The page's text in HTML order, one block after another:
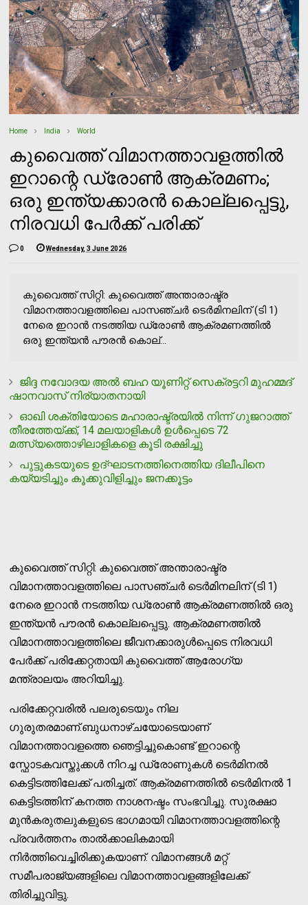
Home India World
കുവൈത്ത് വിമാനത്താവളത്തിൽ
ഇറാന്റെ ഡ്രോൺ ആക്രമണം;
ഒരു ഇന്ത്യക്കാരൻ കൊല്ലപ്പെട്ടു,
നിരവധി പേർക്ക് പരിക്ക്
0 Wednesday, 3 June 2026
കുവൈത്ത് സിറ്റി: കുവൈത്ത് അന്താരാഷ്ട്ര
വിമാനത്താവളത്തിലെ പാസഞ്ചർ ടെർമിനലിന് (ടി 1)
നേരെ ഇറാൻ നടത്തിയ ഡ്രോൺ ആക്രമണത്തിൽ
ഒരു ഇന്ത്യൻ പൗരൻ കൊല്...
ജിദ്ദ നവോദയ അല്‍ ബഹ യൂണിറ്റ് സെക്രട്ടറി മുഹമ്മദ്
ഷാനവാസ് നിര്യാതനായി
ഓഖി ശക്തിയോടെ മഹാരാഷ്ട്രയില്‍ നിന്ന് ഗുജറാത്ത്
തീരത്തേയ്ക്ക്, 14 മലയാളികള്‍ ഉള്‍പ്പെടെ 72
മത്സ്യത്തൊഴിലാളികളെ കൂടി രക്ഷിച്ചു
പുട്ടുകടയുടെ ഉദ്ഘാടനത്തിനെത്തിയ ദിലീപിനെ
കയ്യടിച്ചും കൂക്കുവിളിച്ചും ജനക്കൂട്ടം
കുവൈത്ത് സിറ്റി: കുവൈത്ത് അന്താരാഷ്ട്ര
വിമാനത്താവളത്തിലെ പാസഞ്ചർ ടെർമിനലിന് (ടി 1)
നേരെ ഇറാൻ നടത്തിയ ഡ്രോൺ ആക്രമണത്തിൽ ഒരു
ഇന്ത്യൻ പൗരൻ കൊല്ലപ്പെട്ടു. ആക്രമണത്തിൽ
വിമാനത്താവളത്തിലെ ജീവനക്കാരുൾപ്പെടെ നിരവധി
പേർക്ക് പരിക്കേറ്റതായി കുവൈത്ത് ആരോഗ്യ
മന്ത്രാലയം അറിയിച്ചു.
പരിക്കേറ്റവരിൽ പലരുടെയും നില
ഗുരുതരമാണ്.ബുധനാഴ്ചയോടെയാണ്
വിമാനത്താവളത്തെ ഞെട്ടിച്ചുകൊണ്ട് ഇറാന്റെ
സ്ഫോടകവസ്തുക്കൾ നിറച്ച ഡ്രോണുകൾ ടെർമിനൽ
കെട്ടിടത്തിലേക്ക് പതിച്ചത്. ആക്രമണത്തിൽ ടെർമിനൽ 1
കെട്ടിടത്തിന് കനത്ത നാശനഷ്ടം സംഭവിച്ചു. സുരക്ഷാ
മുൻകരുതലുകളുടെ ഭാഗമായി വിമാനത്താവളത്തിന്റെ
പ്രവർത്തനം താൽക്കാലികമായി
നിർത്തിവെച്ചിരിക്കുകയാണ്. വിമാനങ്ങൾ മറ്റ്
സമീപരാജ്യങ്ങളിലെ വിമാനത്താവളങ്ങളിലേക്ക്
തിരിച്ചുവിട്ടു.